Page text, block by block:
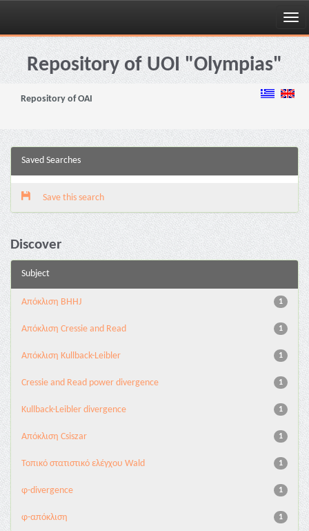
Skip
navigationRepository of UOI "Olympias"
Repository of OAI
Saved Searches
Save this search
Discover
Subject
1
Aπόκλιση BHHJ
1
Aπόκλιση Cressie and Read
1
Aπόκλιση Kullback-Leibler
1
Cressie and Read power divergence
1
Kullback-Leibler divergence
1
Απόκλιση Csiszar
1
Τοπικό στατιστικό ελέγχου Wald
1
φ-divergence
1
φ-απόκλιση